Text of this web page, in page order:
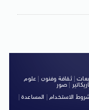
|ثقافة وفنون
علوم
صور
الاستخدام| المساعدة|